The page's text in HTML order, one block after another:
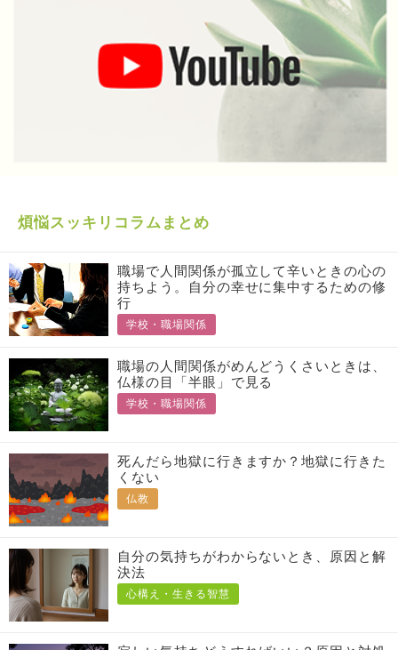
煩悩スッキリコラムまとめ
職場で人間関係が孤立して辛いときの心の
持ちよう。自分の幸せに集中するための修
行
学校・職場関係
職場の人間関係がめんどうくさいときは、
仏様の目「半眼」で見る
学校・職場関係
死んだら地獄に行きますか？地獄に行きた
くない
仏教
自分の気持ちがわからないとき、原因と解
決法
心構え・生きる智慧